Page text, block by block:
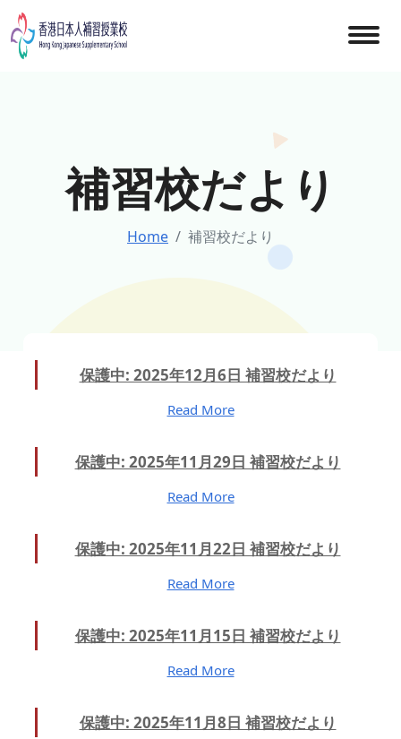
Skip
to
content
補習校だより
Home 補習校だより
保護中: 2025年12月6日 補習校だより
Read More
保護中: 2025年11月29日 補習校だより
Read More
保護中: 2025年11月22日 補習校だより
Read More
保護中: 2025年11月15日 補習校だより
Read More
保護中: 2025年11月8日 補習校だより